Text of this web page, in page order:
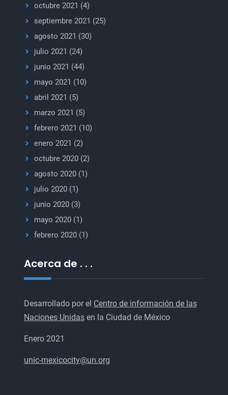
octubre 2021 (4)
septiembre 2021 (25)
agosto 2021 (30)
julio 2021 (24)
junio 2021 (44)
mayo 2021 (10)
abril 2021 (5)
marzo 2021 (5)
febrero 2021 (10)
enero 2021 (2)
octubre 2020(2)
agosto 2020(1)
julio 2020(1)
junio 2020(3)
mayo 2020(1)
febrero 2020(1)
Acerca de . . .
Desarrollado por el Centro de información de las
Naciones Unidasen la Ciudad de México
Enero 2021
unic-mexicocity@un.org